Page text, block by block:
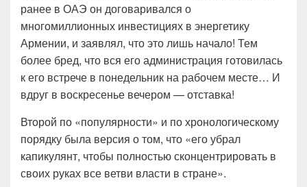
ранее в ОАЭ он договаривался о
многомиллионных инвестициях в энергетику
Армении, и заявлял, что это лишь начало! Тем
более бред, что вся его администрация готовилась
к его встрече в понедельник на рабочем месте… И
вдруг в воскресенье вечером — отставка!
Второй по «популярности» и по хронологическому
порядку была версия о том, что «его убрал
капикулянт, чтобы полностью сконцентрировать в
своих руках все ветви власти в стране».